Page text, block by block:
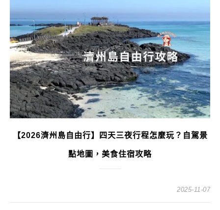
【2026濟州島自由行】四天三夜行程怎麼玩？自駕景
點地圖，美食住宿攻略
2025-11-07